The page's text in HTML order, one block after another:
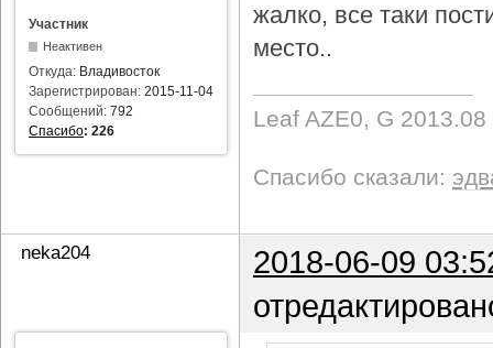
Участник
Неактивен
Откуда: Владивосток
Зарегистрирован: 2015-11-04
Сообщений: 792
Спасибо: 226
жалко, все таки
место..
Leaf AZE0, G 2013.08
Спасибо сказали:
neka204
2018-06-09